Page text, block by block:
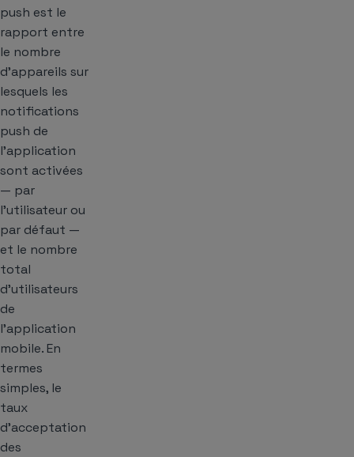
push est le
rapport entre
le nombre
d’appareils sur
lesquels les
notifications
push de
l’application
sont activées
— par
l’utilisateur ou
par défaut —
et le nombre
total
d’utilisateurs
de
l’application
mobile. En
termes
simples, le
taux
d’acceptation
des